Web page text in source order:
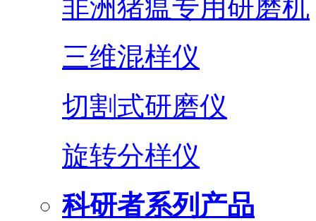
非洲猪瘟专用研磨机
三维混样仪
切割式研磨仪
旋转分样仪
科研者系列产品